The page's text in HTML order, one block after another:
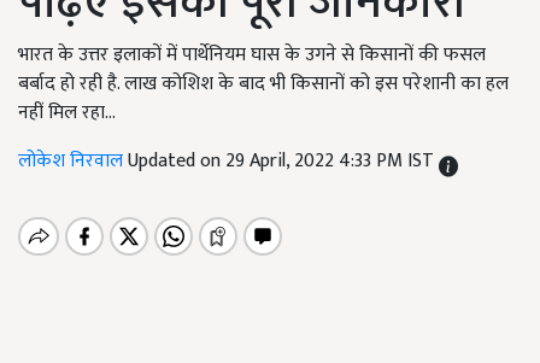
भारत के उत्तर इलाकों में पार्थेनियम घास के उगने से किसानों की फसल
बर्बाद हो रही है. लाख कोशिश के बाद भी किसानों को इस परेशानी का हल
नहीं मिल रहा...
लोकेश निरवालUpdated on 29 April, 2022 4:33 PM IST